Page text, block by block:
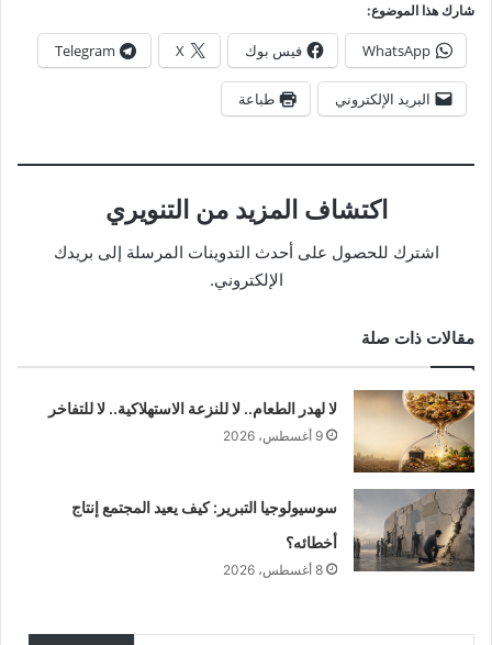
شارك هذا الموضوع:
WhatsApp فيس بوك X
Telegram
البريد الإلكتروني طباعة
اكتشاف المزيد من التنويري
اشترك للحصول على أحدث التدوينات المرسلة إلى بريدك
الإلكتروني.
مقالات ذات صلة
لا لهدر الطعام.. لا للنزعة الاستهلاكية.. لا للتفاخر
9 أغسطس، 2026
سوسيولوجيا التبرير: كيف يعيد المجتمع إنتاج
أخطائه؟
8 أغسطس، 2026
كتابة بريدك الإلكتروني...